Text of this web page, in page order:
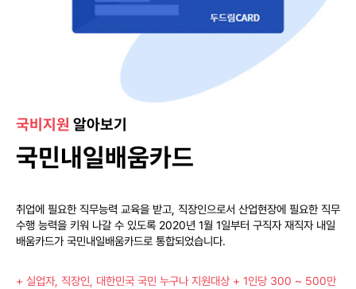
국비지원 알아보기
국민내일배움카드
취업에 필요한 직무능력 교육을 받고, 직장인으로서 산업현장에 필요한 직무
수행 능력을 키워 나갈 수 있도록 2020년 1월 1일부터 구직자재직자 내일
배움카드가 국민내일배움카드로 통합되었습니다.
+ 실업자, 직장인, 대한민국 국민 누구나 지원대상+ 1인당 300 ~ 500만